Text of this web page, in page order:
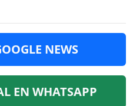
NEWS
EN WHATSAPP